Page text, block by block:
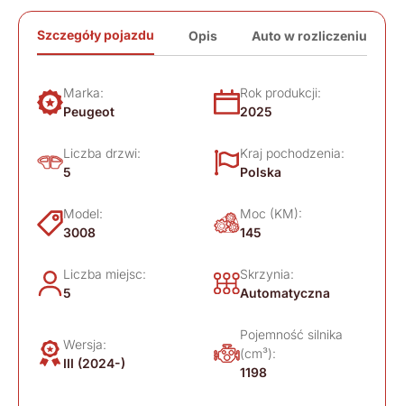
Szczegóły pojazdu Opis Auto w rozliczeniu
Marka:
Peugeot
Rok produkcji:
2025
Liczba drzwi:
5
Kraj pochodzenia:
Polska
Model:
3008
Moc (KM):
145
Liczba miejsc:
5
Skrzynia:
Automatyczna
Wersja:
III (2024-)
Pojemność silnika
(cm³):
1198